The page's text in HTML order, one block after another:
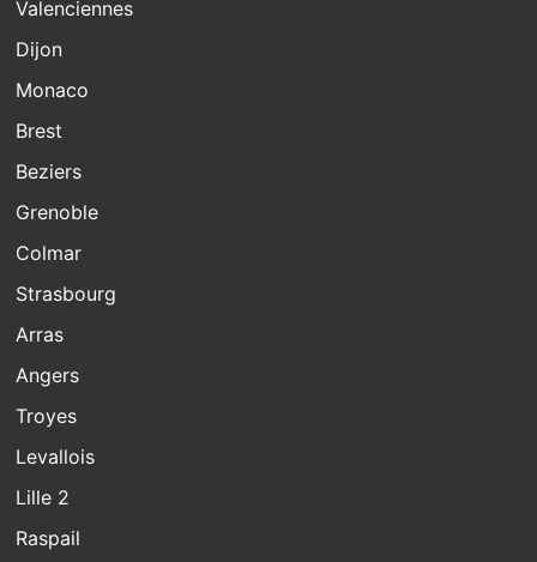
Valenciennes
Dijon
Monaco
Brest
Beziers
Grenoble
Colmar
Strasbourg
Arras
Angers
Troyes
Levallois
Lille 2
Raspail